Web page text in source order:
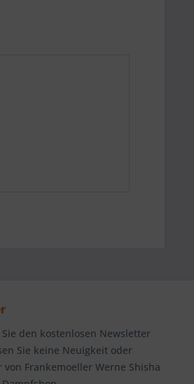
den kostenlosen Newsletter
Sie keine Neuigkeit oder
Frankemoeller Werne Shisha